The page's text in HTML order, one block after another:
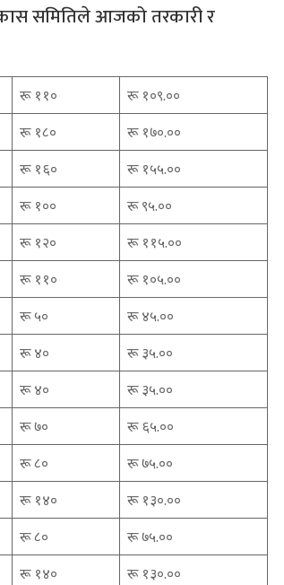
समितिले आजको तरकारी र
रू ११०
रू १०९.००
रू १८०
रू १७०.००
रू १६०
रू १५५.००
रू १००
रू ९५.००
रू १२०
रू ११५.००
रू ११०
रू १०५.००
रू ५०
रू ४५.००
रू ४०
रू ३५.००
रू ४०
रू ३५.००
रू ७०
रू ६५.००
रू ८०
रू ७५.००
रू १४०
रू १३०.००
रू ८०
रू ७५.००
रू १४०
रू १३०.००